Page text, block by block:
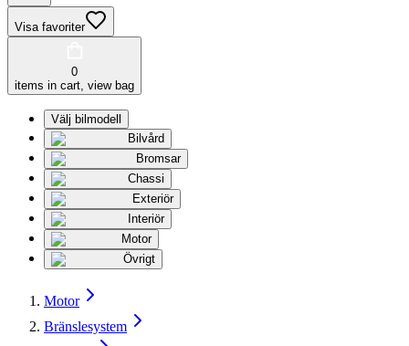
Visa favoriter
0
items in cart, view bag
Välj bilmodell
Bilvård
Bromsar
Chassi
Exteriör
Interiör
Motor
Övrigt
Motor
Bränslesystem